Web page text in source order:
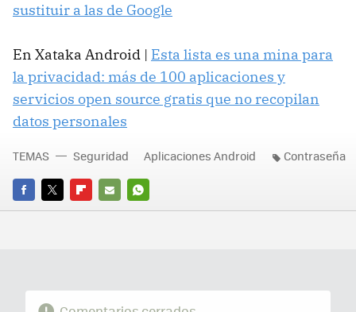
sustituir a las de Google
En Xataka Android | Esta lista es una mina para
la privacidad: más de 100 aplicaciones y
servicios open source gratis que no recopilan
datos personales
FACEBOOK
TWITTERFLIPBOARD
E-
WHATSAPP
TEMAS Seguridad Aplicaciones Android Contraseña